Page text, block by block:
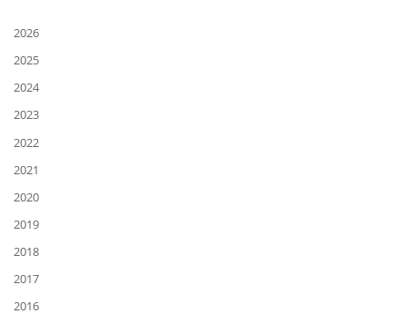
2026
2025
2024
2023
2022
2021
2020
2019
2018
2017
2016